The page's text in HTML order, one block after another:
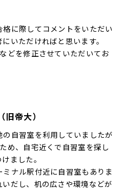
に際してコメントをいただい
いただければと思います。
どを修正させていただいてお
帝大）
自習室を利用していましたが
め、自宅近くで自習室を探し
ました。
ナル駅付近に自習室もありま
だし、机の広さや環境などが